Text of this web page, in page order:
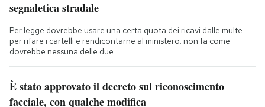
segnaletica stradale
Per legge dovrebbe usare una certa quota dei ricavi dalle multe
per rifare i cartelli e rendicontarne al ministero: non fa come
dovrebbe nessuna delle due
È stato approvato il decreto sul riconoscimento
facciale, con qualche modifica